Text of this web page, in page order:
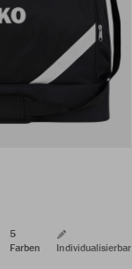
5
Farben
Individualisierbar